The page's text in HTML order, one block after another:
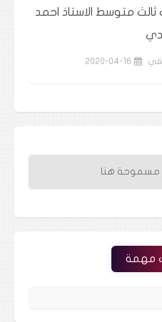
متوسط الاستاذ سجاد
2020-04-16
مسموحة هنا
مهمة